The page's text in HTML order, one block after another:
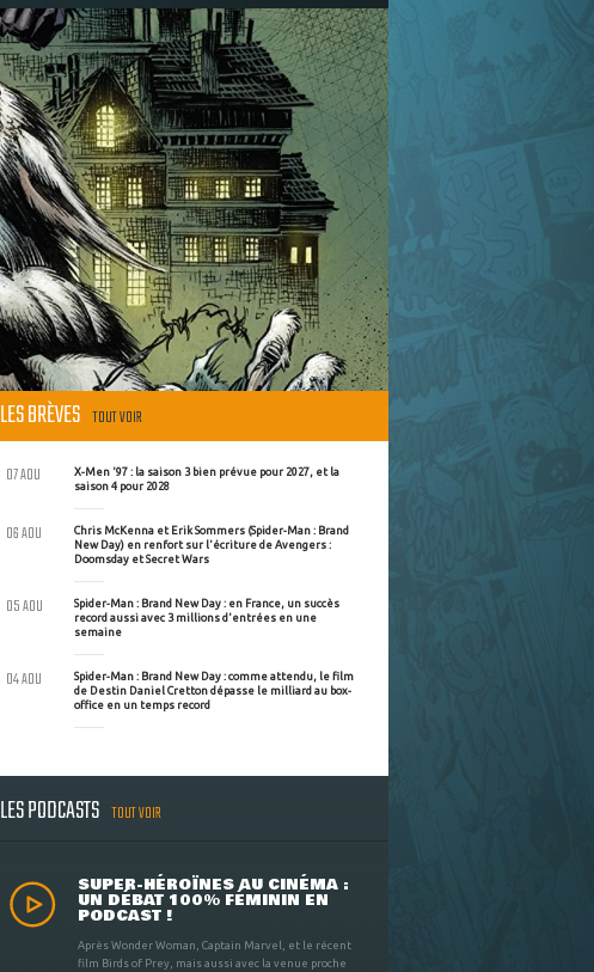
LES BRÈVES TOUT VOIR
X-Men '97 : la saison 3 bien prévue pour 2027, et la
saison 4 pour 2028
07 AOU
Chris McKenna et Erik Sommers (Spider-Man : Brand
New Day) en renfort sur l'écriture de Avengers :
Doomsday et Secret Wars
06 AOU
Spider-Man : Brand New Day : en France, un succès
record aussi avec 3 millions d'entrées en une
semaine
05 AOU
Spider-Man : Brand New Day : comme attendu, le film
de Destin Daniel Cretton dépasse le milliard au box-
office en un temps record
04 AOU
LES PODCASTS TOUT VOIR
SUPER-HÉROÏNES AU CINÉMA :
UN DÉBAT 100% FÉMININ EN
PODCAST !
Après Wonder Woman, Captain Marvel, et le récent
film Birds of Prey, mais aussi avec la venue proche